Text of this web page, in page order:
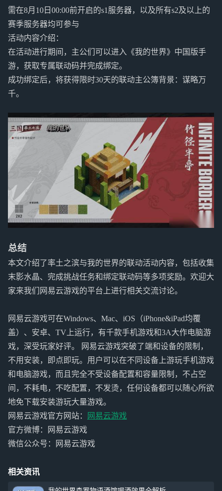
需在8月10日00:00前开启的s1服务器，以及所有s2及以上的
赛季服务器均可参与
活动内容介绍：
在活动进行期间，主公们可以进入《我的世界》中国版手
游，获取专属联动码并完成绑定。
成功绑定后，将获得限时30天的联动主公簿背景：谋略万
千。
总结
本文介绍了率土之滨与我的世界的联动活动内容，包括收集
末影水晶、完成挑战任务和绑定联动码等多项奖励。欢迎大
家来我们网易云游戏的平台上进行相关交流讨论。
网易云游戏可在Windows、Mac、iOS（iPhone&iPad均覆
盖）、安卓、TV上运行，有千款手机游戏和3A大作电脑游
戏，深受玩家好评。 网易云游戏突破了端和设备的限制，
不用安装，即点即玩。用户可以在不同设备上游玩手机游戏
和电脑游戏，而且完全不受设备配置和容量限制，不占空
间，不耗电，不吃配置，不发烫，任何设备都可以随心所欲
地免下载安装游玩大量游戏。
网易云游戏官方网站：
网易云游戏
官方微博：网易云游戏
微信公众号：网易云游戏
相关资讯